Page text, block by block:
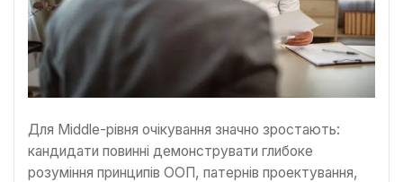
Для Middle-рівня очікування значно зростають:
кандидати повинні демонструвати глибоке
розуміння принципів ООП, патернів проектування,